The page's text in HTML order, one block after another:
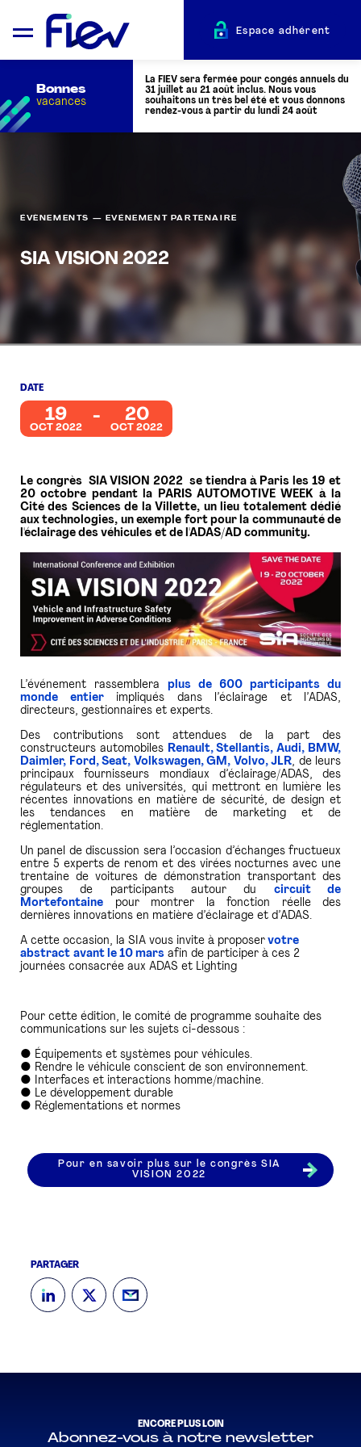
L’AUTOMOTIVE
ADHÉRENTS
ACTUALITÉS
PRESSE
Espace adhérent
Bonnes
vacances
La FIEV sera fermée pour congés annuels du
31 juillet au 21 août inclus. Nous vous
souhaitons un très bel été et vous donnons
rendez-vous à partir du lundi 24 août
ÉVÈNEMENTS — EVÉNEMENT PARTENAIRE
SIA VISION 2022
DATE
19
OCT 2022
20
OCT 2022
Le congrès SIA VISION 2022 se tiendra à Paris les 19 et
20 octobre pendant la PARIS AUTOMOTIVE WEEK à la
Cité des Sciences de la Villette, un lieu totalement dédié
aux technologies, un exemple fort pour la communauté de
l'éclairage des véhicules et de l'ADAS/AD community.
L’événement rassemblera plus de 600 participants du
monde entierimpliqués dans l’éclairage et l’ADAS,
directeurs, gestionnaires et experts.
Des contributions sont attendues de la part des
constructeurs automobiles Renault, Stellantis, Audi, BMW,
Daimler, Ford, Seat, Volkswagen, GM, Volvo, JLR, de leurs
principaux fournisseurs mondiaux d’éclairage/ADAS, des
régulateurs et des universités, qui mettront en lumière les
récentes innovations en matière de sécurité, de design et
les tendances en matière de marketing et de
réglementation.
Un panel de discussion sera l’occasion d’échanges fructueux
entre 5 experts de renom et des virées nocturnes avec une
trentaine de voitures de démonstration transportant des
groupes de participants autour du circuit de
Mortefontaine
pour montrer la fonction réelle des
dernières innovations en matière d’éclairage et d’ADAS.
A cette occasion, la SIA vous invite à proposer votre
abstract avant le 10 mars afin de participer à ces 2
journées consacrée aux ADAS et Lighting
Pour cette édition, le comité de programme souhaite des
communications sur les sujets ci-dessous :
● Équipements et systèmes pour véhicules.
● Rendre le véhicule conscient de son environnement.
● Interfaces et interactions homme/machine.
● Le développement durable
● Réglementations et normes
Pour en savoir plus sur le congrès SIA
VISION 2022
PARTAGER
ENCORE PLUS LOIN
Abonnez-vous à notre newsletter